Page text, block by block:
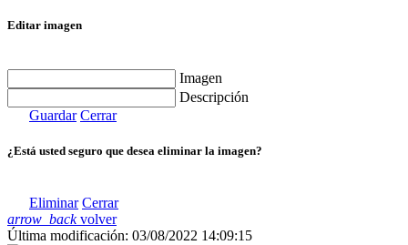
Editar imagen
Imagen
Descripción
Guardar Cerrar
¿Está usted seguro que desea eliminar la imagen?
Eliminar Cerrar
arrow_backvolver
Última modificación: 03/08/2022 14:09:15